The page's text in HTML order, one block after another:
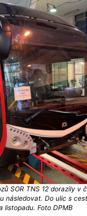
SOR TNS 12 dorazily v
následovat. Do ulic s
listopadu. Foto DPMB